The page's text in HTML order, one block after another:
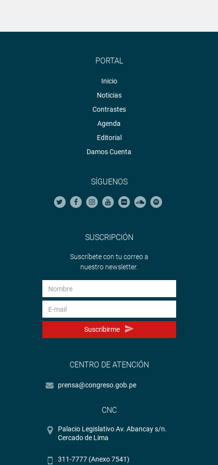
PORTAL
Inicio
Noticias
Contrastes
Agenda
Editorial
Damos Cuenta
SÍGUENOS
SUSCRIPCIÓN
Suscríbete con tu correo a
nuestro newsletter.
Suscribirme
CENTRO DE ATENCIÓN
prensa@congreso.gob.pe
CNC
Palacio Legislativo Av. Abancay s/n.
Cercado de Lima
311-7777 (Anexo 7541)